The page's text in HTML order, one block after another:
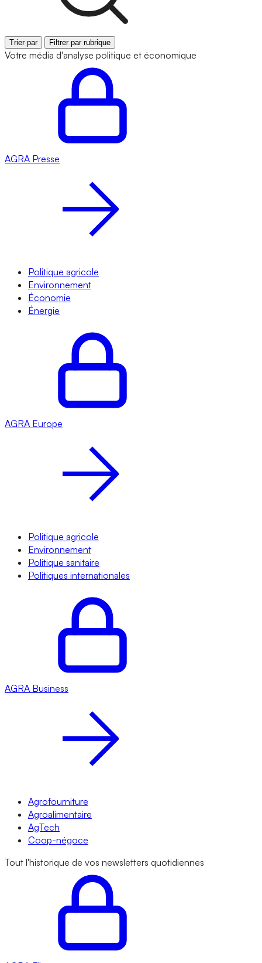
Trier par Filtrer par rubrique
Votre média d'analyse politique et économique
AGRA Presse
Politique agricole
Environnement
Économie
Énergie
AGRA Europe
Politique agricole
Environnement
Politique sanitaire
Politiques internationales
AGRA Business
Agrofourniture
Agroalimentaire
AgTech
Coop-négoce
Tout l'historique de vos newsletters quotidiennes